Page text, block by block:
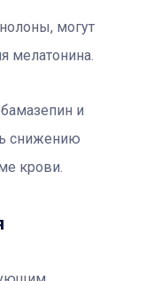
могут
мелатонина.
и
снижению
крови.